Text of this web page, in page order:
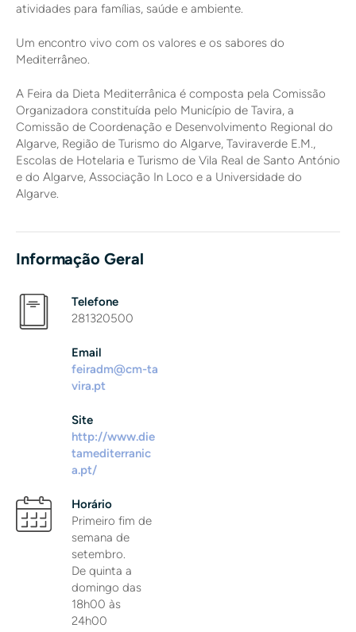
atividades para famílias, saúde e ambiente.
Um encontro vivo com os valores e os sabores do
Mediterrâneo.
A Feira da Dieta Mediterrânica é composta pela Comissão
Organizadora constituída pelo Município de Tavira, a
Comissão de Coordenação e Desenvolvimento Regional do
Algarve, Região de Turismo do Algarve, Taviraverde E.M.,
Escolas de Hotelaria e Turismo de Vila Real de Santo António
e do Algarve, Associação In Loco e a Universidade do
Algarve.
Informação Geral
Telefone
281320500
Email
feiradm@cm-ta
vira.pt
Site
http://www.die
tamediterranic
a.pt/
Horário
Primeiro fim de
semana de
setembro.
De quinta a
domingo das
18h00 às
24h00